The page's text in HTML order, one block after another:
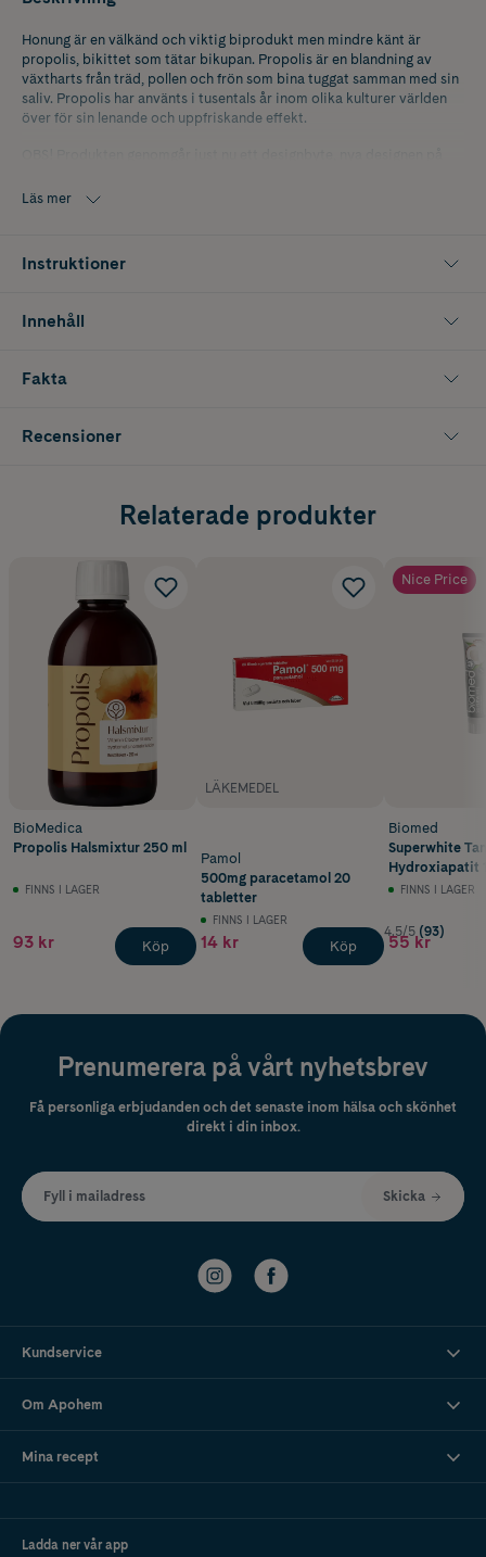
Honung är en välkänd och viktig biprodukt men mindre känt är
propolis, bikittet som tätar bikupan. Propolis är en blandning av
växtharts från träd, pollen och frön som bina tuggat samman med sin
saliv. Propolis har använts i tusentals år inom olika kulturer världen
över för sin lenande och uppfriskande effekt.
Läs mer
Instruktioner
Innehåll
Fakta
Recensioner
Relaterade produkter
BioMedica
Propolis Halsmixtur 250 ml
FINNS I LAGER
93 kr Köp
LÄKEMEDEL
Pamol
500mg paracetamol 20
tabletter
FINNS I LAGER
14 kr Köp
Nice Price
Biomed
Superwhite
Hydroxiapatit
FINNS I LAGER
4.5/5 (93)
55 kr
Prenumerera på vårt nyhetsbrev
Få personliga erbjudanden och det senaste inom hälsa och skönhet
direkt i din inbox.
Fyll i mailadress Skicka
Kundservice
Om Apohem
Mina recept
Ladda ner vår app